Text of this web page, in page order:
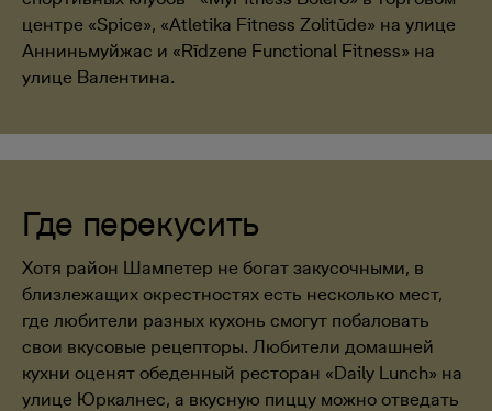
центре «Spice», «Atletika Fitness Zolitūde» на улице
Анниньмуйжас и «Rīdzene Functional Fitness» на
улице Валентина.
Где перекусить
Хотя район Шампетер не богат закусочными, в
близлежащих окрестностях есть несколько мест,
где любители разных кухонь смогут побаловать
свои вкусовые рецепторы. Любители домашней
кухни оценят обеденный ресторан «Daily Lunch» на
улице Юркалнес, а вкусную пиццу можно отведать